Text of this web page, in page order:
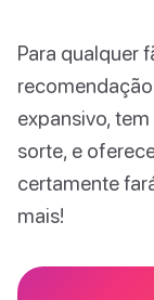
Para qualquer
expansivo,
sorte, e
certamente
mais!